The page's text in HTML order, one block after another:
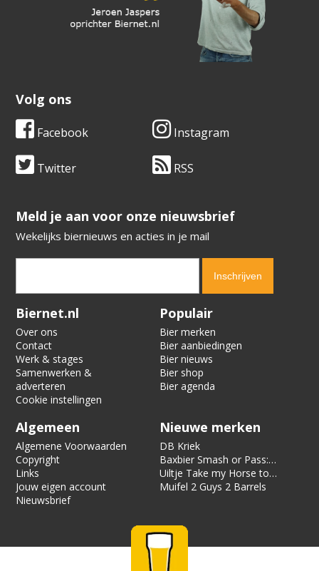
Volg ons
Facebook Instagram
Twitter RSS
​​​​​​​Meld je aan voor onze nieuwsbrief
Wekelijks biernieuws en acties in je mail
Verification code:
Biernet.nl
Over ons
Contact
Werk & stages
Samenwerken &
adverteren
Cookie instellingen
Populair
Bier merken
Bier aanbiedingen
Bier nieuws
Bier shop
Bier agenda
Algemeen
Algemene Voorwaarden
Copyright
Links
Jouw eigen account
Nieuwsbrief
Nieuwe merken
DB Kriek
Baxbier Smash or Pass:
Strata
Uiltje Take my Horse to
the Hotel Room
Muifel 2 Guys 2 Barrels